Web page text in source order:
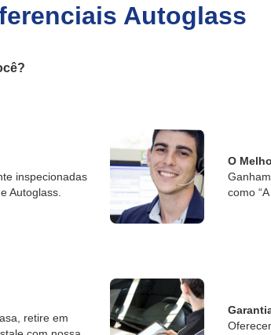
Autoglass
inspecionadas
Autoglass.
O
como
retire em